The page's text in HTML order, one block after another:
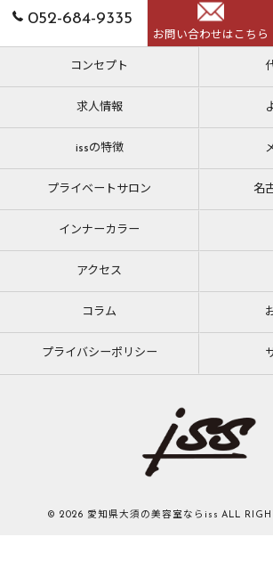
052-684-9335
お問い合わせはこちら
コンセプト
求人情報
issの特徴
プライベートサロン 名
インナーカラー
アクセス
コラム
プライバシーポリシー
© 2026 愛知県大須の美容室ならiss ALL